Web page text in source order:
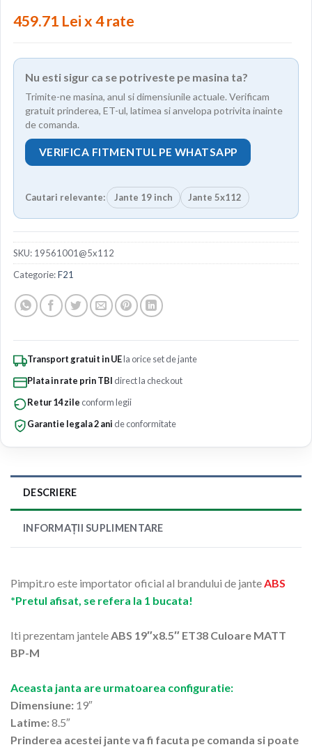
459.71 Lei x 4 rate
Nu esti sigur ca se potriveste pe masina ta?
Trimite-ne masina, anul si dimensiunile actuale. Verificam
gratuit prinderea, ET-ul, latimea si anvelopa potrivita inainte
de comanda.
VERIFICA FITMENTUL PE WHATSAPP
Cautari relevante: Jante 19 inch Jante 5x112
SKU: 19561001@5x112
Categorie:F21
Transport gratuit in UEla orice set de jante
Plata in rate prin TBI direct la checkout
Retur 14 zile conform legii
Garantie legala 2 ani de conformitate
DESCRIERE
INFORMAȚII SUPLIMENTARE
Pimpit.ro este importator oficial al brandului de janteABS
*Pretul afisat, se refera la 1 bucata!
Iti prezentam janteleABS 19″x8.5″ ET38 Culoare MATT
BP-M
Aceasta janta are urmatoarea configuratie:
Dimensiune: 19″
Latime:8.5″
Prinderea acestei jante va fi facuta pe comanda si poate